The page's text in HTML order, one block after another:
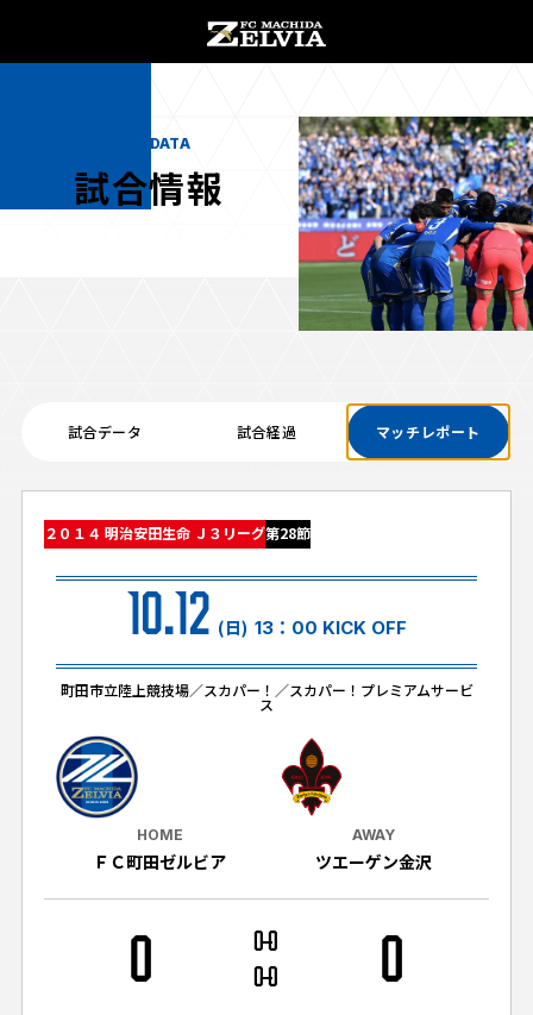
チケット購入 オンラインストア
グッズ
ホームタウン活動
アカデミー
試合情報トップ
試合データ
試合日程・結果
順位表・ゴールランキング
観戦するトップ
チケットを買う
チケット購入
チケット購入手順
チケット販売スケジュール
️スタジアムを知る
スタジアムアクセス
観戦方法を知る
スタジアム観戦ガイド
クラブを知る
ＦＣ町田ゼルビアについて
ファンになるトップ
ファンクラブ
クラブゼルビスタへの入会
シーズンシート
トレーニングの見学・ファンサービス
グッズを買うトップ
オンラインストア
ユニフォーム
ホームタウン
ゼルビアアシスト募集
ゼルビアアシスト協賛企業一覧
パートナー
FOLLOW US!
MATCH DATA
試合情報
試合データ 試合経過 マッチレポート
２０１４ 明治安田生命 Ｊ３リーグ第28節
HOME
ＦＣ町田ゼルビア
10.12 (日) 13：00 KICK OFF
町田市立陸上競技場／スカパー！／スカパー！プレミアムサービ
ス
AWAY
ツエーゲン金沢
0 00
00 0